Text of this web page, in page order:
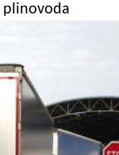
plinovoda